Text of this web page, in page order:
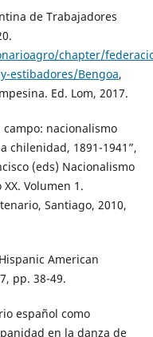
de Trabajadores
chapter/
estibadores/Bengoa,
Ed. Lom, 2017.
nacionalismo
chilenidad, 1891-1941”,
(eds) Nacionalismo
Volumen 1.
Santiago, 2010,
American
pp. 38-49.
español como
en la danza de